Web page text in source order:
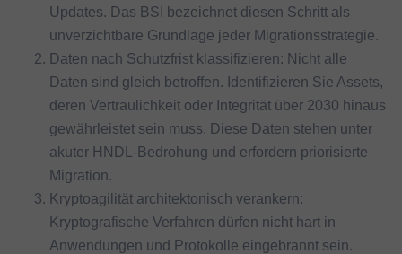
Updates. Das BSI bezeichnet diesen Schritt als
unverzichtbare Grundlage jeder Migrationsstrategie.
Daten nach Schutzfrist klassifizieren: Nicht alle
Daten sind gleich betroffen. Identifizieren Sie Assets,
deren Vertraulichkeit oder Integrität über 2030 hinaus
gewährleistet sein muss. Diese Daten stehen unter
akuter HNDL-Bedrohung und erfordern priorisierte
Migration.
Kryptoagilität architektonisch verankern:
Kryptografische Verfahren dürfen nicht hart in
Anwendungen und Protokolle eingebrannt sein.